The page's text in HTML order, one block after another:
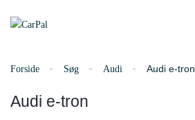
Forside Søg Audi Audi e-tron
Audi e-tron